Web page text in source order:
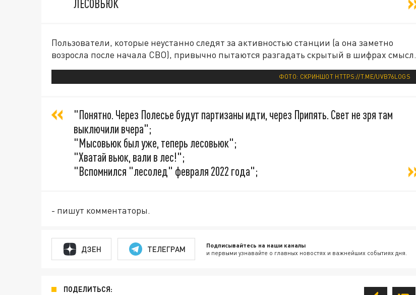
ЛЕСОВЬЮК
Пользователи, которые неустанно следят за активностью станции (а она заметно
возросла после начала СВО), привычно пытаются разгадать скрытый в шифрах смысл.
ФОТО: СКРИНШОТ HTTPS://T.ME/UVB76LOGS
"Понятно. Через Полесье будут партизаны идти, через Припять. Свет не зря там
выключили вчера";
"Мысовьюк был уже, теперь лесовьюк";
"Хватай вьюк, вали в лес!";
"Вспомнился "лесолед" февраля 2022 года";
- пишут комментаторы.
ДЗЕН ТЕЛЕГРАМ Подписывайтесь на наши каналы
и первыми узнавайте о главных новостях и важнейших событиях дня.
ПОДЕЛИТЬСЯ: